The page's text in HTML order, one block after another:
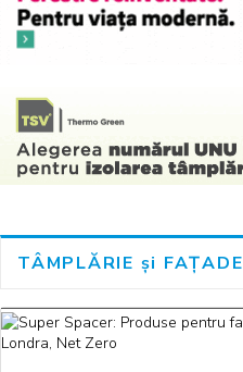
TÂMPLĂRIE și FAȚADE